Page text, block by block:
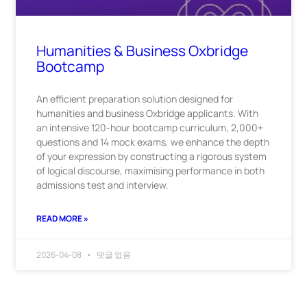
Humanities & Business Oxbridge
Bootcamp
An efficient preparation solution designed for
humanities and business Oxbridge applicants. With
an intensive 120-hour bootcamp curriculum, 2,000+
questions and 14 mock exams, we enhance the depth
of your expression by constructing a rigorous system
of logical discourse, maximising performance in both
admissions test and interview.
READ MORE »
2026-04-08 댓글 없음